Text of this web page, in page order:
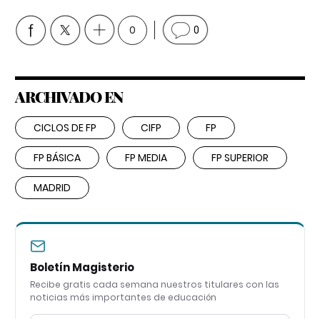
0 0
ARCHIVADO EN
CICLOS DE FP CIFP FP
FP BÁSICA FP MEDIA FP SUPERIOR
MADRID
Boletín Magisterio
Recibe gratis cada semana nuestros titulares con las
noticias más importantes de educación